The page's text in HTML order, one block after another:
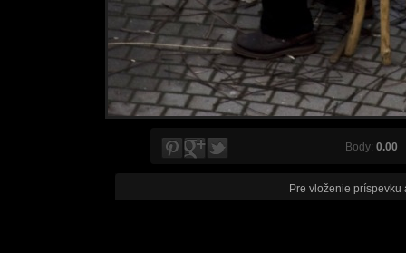
Body: 0.00
Pre vloženie